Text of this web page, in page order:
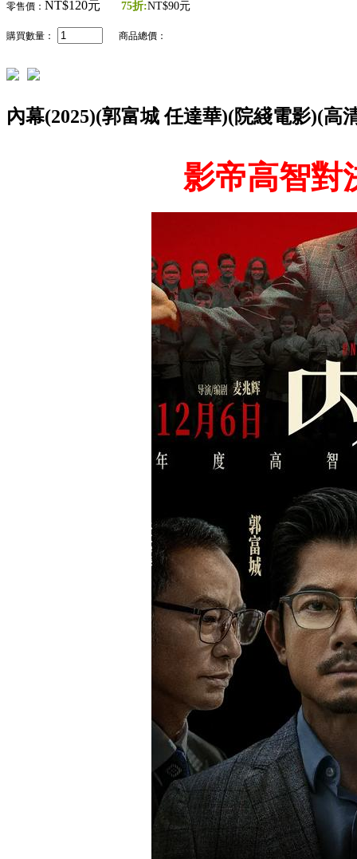
零售價： NT$120元 75折:NT$90元
購買數量： 商品總價：
內幕(2025)(郭富城 任達華)(院綫電影)(高
影帝高智對